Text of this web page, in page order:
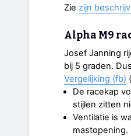
Zie zijn
Alpha M9
Josef Janning
bij 5 graden.
Vergelijking (fb)
De racekap
stijlen zitten
Ventilatie is
mastopening.